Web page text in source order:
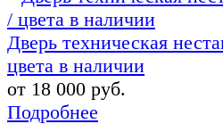
Дверь техническая
цвета в наличии
от 18 000 руб.
Подробнее